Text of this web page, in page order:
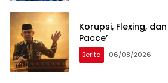
Korupsi, Flexing,
Pacce’
Berita 06/08/2026